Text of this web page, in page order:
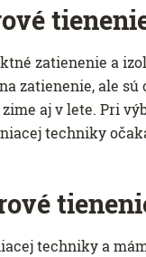
zatienenie a
zatienenie, ale
aj v lete. Pri
techniky
techniky a